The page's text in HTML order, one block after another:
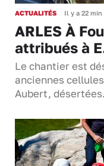
ACTUALITÉS Il y a 22 min
ARLES À
attribués à
Le chantier est
anciennes
Aubert,